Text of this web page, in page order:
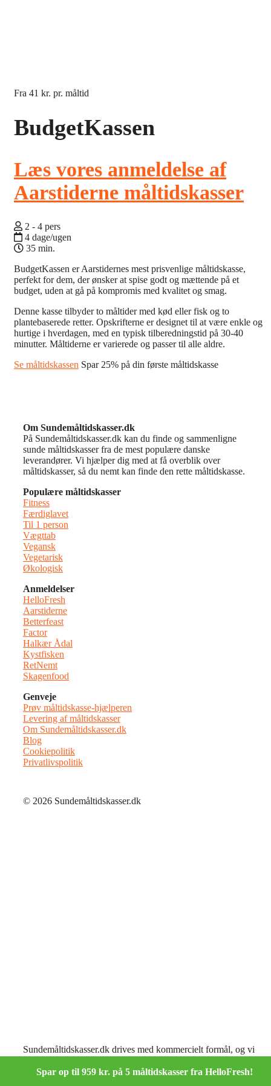
Fra 41 kr. pr. måltid
BudgetKassen
Læs vores anmeldelse af
Aarstiderne måltidskasser
2 - 4 pers
4 dage/ugen
35 min.
BudgetKassen er Aarstidernes mest prisvenlige måltidskasse,
perfekt for dem, der ønsker at spise godt og mættende på et
budget, uden at gå på kompromis med kvalitet og smag.
Denne kasse tilbyder to måltider med kød eller fisk og to
plantebaserede retter. Opskrifterne er designet til at være enkle og
hurtige i hverdagen, med en typisk tilberedningstid på 30-40
minutter. Måltiderne er varierede og passer til alle aldre.
Se måltidskassen Spar 25% på din første måltidskasse
Om Sundemåltidskasser.dk
På Sundemåltidskasser.dk kan du finde og sammenligne
sunde måltidskasser fra de mest populære danske
leverandører. Vi hjælper dig med at få overblik over
måltidskasser, så du nemt kan finde den rette måltidskasse.
Populære måltidskasser
Fitness
Færdiglavet
Til 1 person
Vægttab
Vegansk
Vegetarisk
Økologisk
Anmeldelser
HelloFresh
Aarstiderne
Betterfeast
Factor
Halkær Ådal
Kystfisken
RetNemt
Skagenfood
Genveje
Prøv måltidskasse-hjælperen
Levering af måltidskasser
Om Sundemåltidskasser.dk
Blog
Cookiepolitik
Privatlivspolitik
© 2026 Sundemåltidskasser.dk
Sundemåltidskasser.dk drives med kommercielt formål, og vi
omtaler her på siden.
Spar op til 959 kr. på 5 måltidskasser fra HelloFresh!